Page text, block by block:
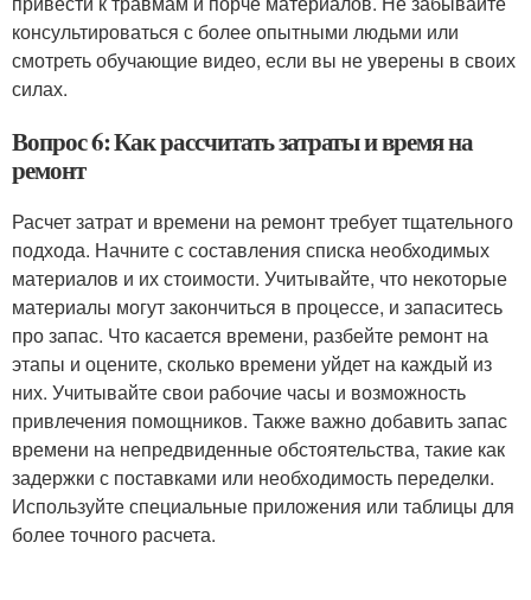
консультироваться с более опытными людьми или
смотреть обучающие видео, если вы не уверены в своих
силах.
Вопрос 6: Как рассчитать затраты и время на
ремонт
Расчет затрат и времени на ремонт требует тщательного
подхода. Начните с составления списка необходимых
материалов и их стоимости. Учитывайте, что некоторые
материалы могут закончиться в процессе, и запаситесь
про запас. Что касается времени, разбейте ремонт на
этапы и оцените, сколько времени уйдет на каждый из
них. Учитывайте свои рабочие часы и возможность
привлечения помощников. Также важно добавить запас
времени на непредвиденные обстоятельства, такие как
задержки с поставками или необходимость переделки.
Используйте специальные приложения или таблицы для
более точного расчета.